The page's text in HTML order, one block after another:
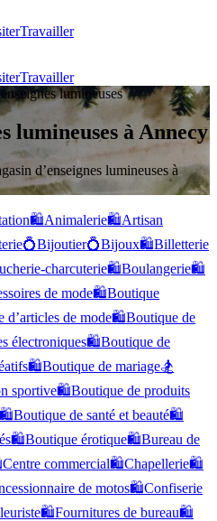
Travailler
Travailler
lumineuses
lumineuses à Annecy
d’enseignes lumineuses à
🛍️Animalerie🛍️Artisan
💍Bijoutier💍Bijoux🛍️Billetterie
charcuterie🛍️Boulangerie🛍️
de mode🛍️Boutique
d’articles de mode🛍️Boutique de
électroniques🛍️Boutique de
🛍️Boutique de mariage🏂
sportive🛍️Boutique de produits
🛍️Boutique de santé et beauté🛍️
🛍️Boutique érotique🛍️Bureau de
Centre commercial🛍️Chapellerie🛍️
de motos🛍️Confiserie
🛍️Fournitures de bureau🛍️